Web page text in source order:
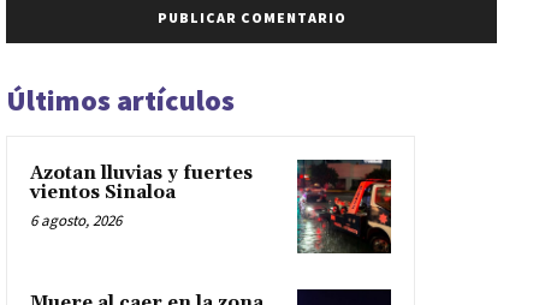
Últimos artículos
Azotan lluvias y fuertes
vientos Sinaloa
6 agosto, 2026